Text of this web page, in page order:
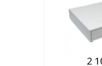
2